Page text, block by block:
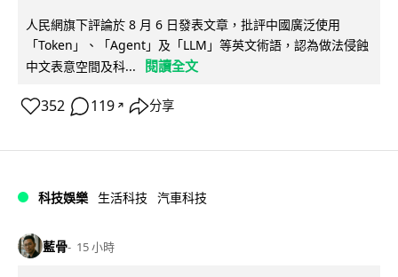
人民網旗下評論於 8 月 6 日發表文章，批評中國廣泛使用
「Token」、「Agent」及「LLM」等英文術語，認為做法侵蝕
中文表意空間及科...
閱讀全文
352 119 ↗ 分享
科技娛樂 生活科技 汽車科技
藍骨 15 小時